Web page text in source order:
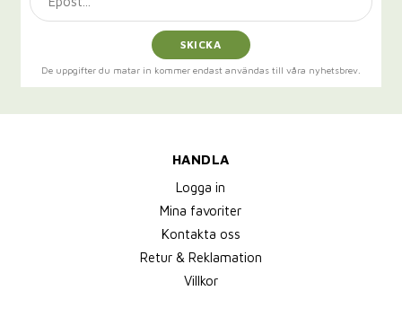
SKICKA
De uppgifter du matar in kommer endast användas till våra nyhetsbrev.
HANDLA
Logga in
Mina favoriter
Kontakta oss
Retur & Reklamation
Villkor